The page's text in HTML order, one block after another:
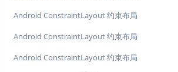
Android ConstraintLayout 约束布局
Android ConstraintLayout 约束布局
Android ConstraintLayout 约束布局